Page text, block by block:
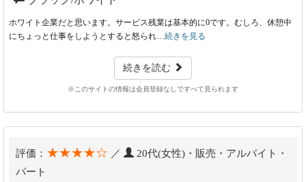
ホワイト企業だと思います。サービス残業は基本的に0です。むしろ、休憩中
にちょっと仕事をしようとすると怒られ…続きを見る
続きを読む
※このサイトの情報は会員登録なしですべて見られます
評価： ★★★★☆ ／
20代(女性)・販売・アルバイト・
パート